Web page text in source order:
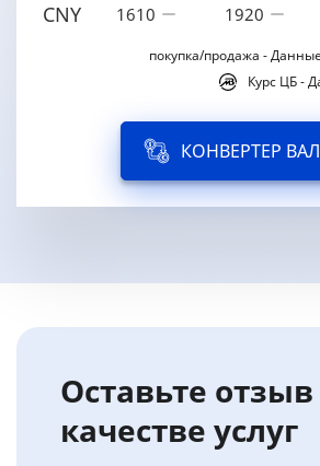
CNY 1610 1920
покупка/продажа -
Курс ЦБ -
КОНВЕРТЕР
Оставьте отзыв
качестве услуг